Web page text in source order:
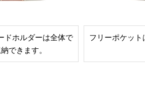
ドホルダーは全体で
できます。
フリーポケット